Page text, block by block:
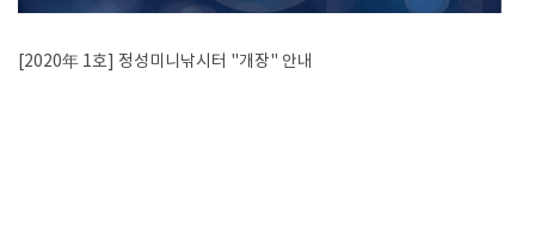
[2020年 1호] 정성미니낚시터 "개장" 안내